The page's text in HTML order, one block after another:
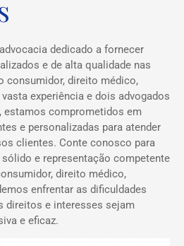
dedicado a fornecer
e de alta qualidade nas
consumidor, direito médico,
experiência e dois advogados
estamos comprometidos em
e personalizadas para atender
clientes. Conte conosco para
e representação competente
direito médico,
enfrentar as dificuldades
direitos e interesses sejam
e eficaz.